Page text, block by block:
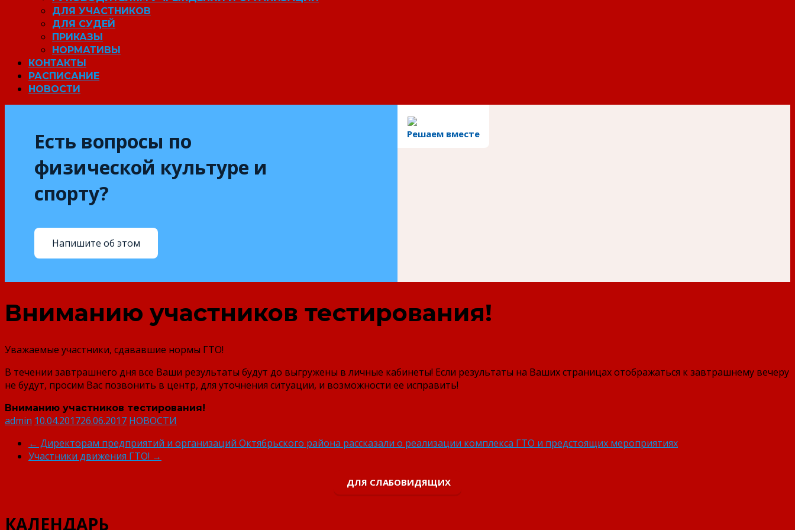
ДЛЯ УЧАСТНИКОВ
ДЛЯ СУДЕЙ
ПРИКАЗЫ
НОРМАТИВЫ
КОНТАКТЫ
РАСПИСАНИЕ
НОВОСТИ
Решаем вместе
Есть вопросы по
физической культуре и
спорту?
Напишите об этом
Вниманию участников тестирования!
Уважаемые участники, сдававшие нормы ГТО!
В течении завтрашнего дня все Ваши результаты будут до выгружены в личные кабинеты! Если результаты на Ваших страницах отображаться к завтрашнему вечеру
не будут, просим Вас позвонить в центр, для уточнения ситуации, и возможности ее исправить!
Вниманию участников тестирования!
admin 10.04.201726.06.2017 НОВОСТИ
← Директорам предприятий и организаций Октябрьского района рассказали о реализации комплекса ГТО и предстоящих мероприятиях
Участники движения ГТО! →
ДЛЯ СЛАБОВИДЯЩИХ
КАЛЕНДАРЬ